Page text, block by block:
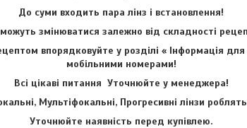
До суми входить пара лінз і встановлення!
змінюватися залежно від складності
впорядковуйте у розділі « Інформація для
мобільними номерами!
Всі цікаві питання Уточнюйте у менеджера!
Мультіфокальні, Прогресивні лінзи
Уточнюйте наявність перед купівлею.